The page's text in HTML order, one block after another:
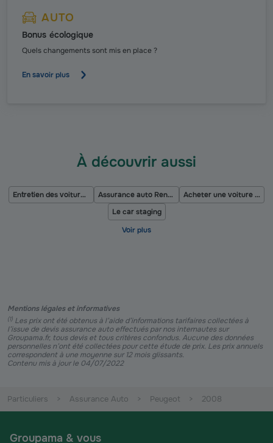
AUTO
Bonus écologique
Quels changements sont mis en place ?
En savoir plus
À découvrir aussi
Entretien des voitures électriques Assurance auto Renault Clio
Acheter une voiture à l’étranger
Le car staging
Mentions légales et informatives
(1) Les prix ont été obtenus à l’aide d’informations tarifaires collectées à
l’issue de devis assurance auto effectués par nos internautes sur
Groupama.fr, tous devis et tous critères confondus. Aucune des données
personnelles n’ont été collectées pour cette étude de prix. Les prix annuels
correspondent à une moyenne sur 12 mois glissants.
Contenu mis à jour le 04/07/2022
Particuliers Assurance Auto Peugeot 2008
Groupama & vous